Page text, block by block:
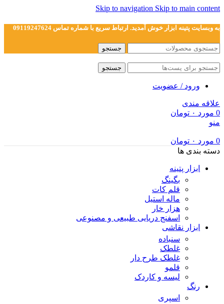
Skip to navigation Skip to main content
به وبسایت پتینه ابزار خوش آمدید. ارتباط سریع با شماره تماس 09119247624
جستجو
جستجو
ورود / عضویت
علاقه مندی
0 مورد ۰ تومان
منو
0 مورد ۰ تومان
دسته بندی ها
ابزار پتینه
بگینگ
قلم کات
ماله استیل
هزار خار
اسفنج دریایی طبیعی و مصنوعی
ابزار نقاشی
سنباده
غلطک
غلطک طرح دار
قلمو
لیسه و کاردک
رنگ
اسپری